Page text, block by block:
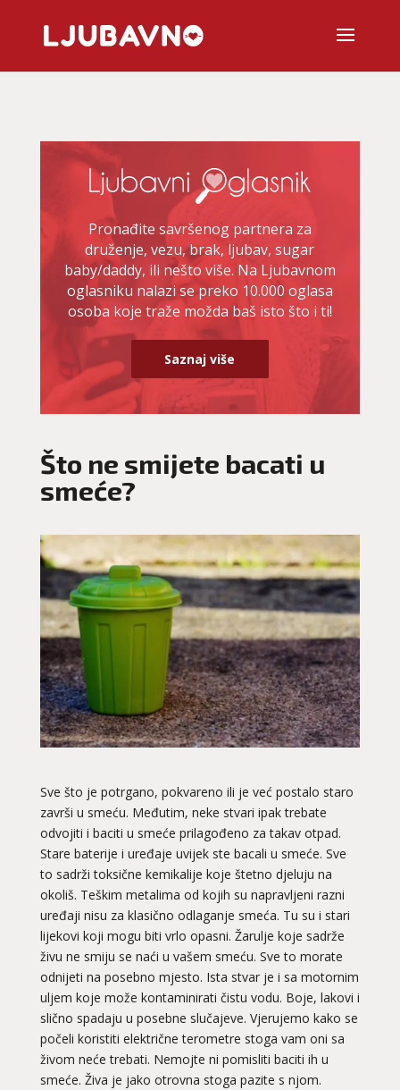
Pronađite savršenog partnera za
druženje, vezu, brak, ljubav, sugar
baby/daddy, ili nešto više. Na Ljubavnom
oglasniku nalazi se preko 10.000 oglasa
osoba koje traže možda baš isto što i ti!
Saznaj više
Što ne smijete bacati u
smeće?
Sve što je potrgano, pokvareno ili je već postalo staro
završi u smeću. Međutim, neke stvari ipak trebate
odvojiti i baciti u smeće prilagođeno za takav otpad.
Stare baterije i uređaje uvijek ste bacali u smeće. Sve
to sadrži toksične kemikalije koje štetno djeluju na
okoliš. Teškim metalima od kojih su napravljeni razni
uređaji nisu za klasično odlaganje smeća. Tu su i stari
lijekovi koji mogu biti vrlo opasni. Žarulje koje sadrže
živu ne smiju se naći u vašem smeću. Sve to morate
odnijeti na posebno mjesto. Ista stvar je i sa motornim
uljem koje može kontaminirati čistu vodu. Boje, lakovi i
slično spadaju u posebne slučajeve. Vjerujemo kako se
počeli koristiti električne terometre stoga vam oni sa
živom neće trebati. Nemojte ni pomisliti baciti ih u
smeće. Živa je jako otrovna stoga pazite s njom.